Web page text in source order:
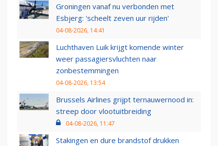
Groningen vanaf nu verbonden met
Esbjerg: 'scheelt zeven uur rijden'
04-08-2026, 14:41
Luchthaven Luik krijgt komende winter
weer passagiersvluchten naar
zonbestemmingen
04-08-2026, 13:54
Brussels Airlines grijpt ternauwernood in:
streep door vlootuitbreiding
04-08-2026, 11:47
Stakingen en dure brandstof drukken